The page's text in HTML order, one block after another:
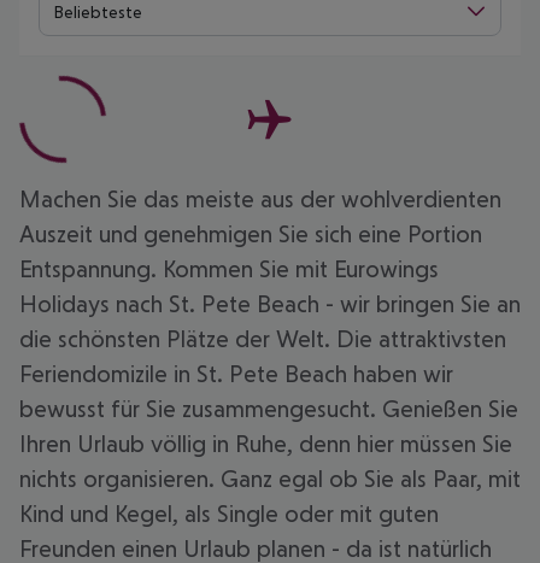
Beliebteste
Machen Sie das meiste aus der wohlverdienten
Auszeit und genehmigen Sie sich eine Portion
Entspannung. Kommen Sie mit Eurowings
Holidays nach St. Pete Beach - wir bringen Sie an
die schönsten Plätze der Welt. Die attraktivsten
Feriendomizile in St. Pete Beach haben wir
bewusst für Sie zusammengesucht. Genießen Sie
Ihren Urlaub völlig in Ruhe, denn hier müssen Sie
nichts organisieren. Ganz egal ob Sie als Paar, mit
Kind und Kegel, als Single oder mit guten
Freunden einen Urlaub planen - da ist natürlich